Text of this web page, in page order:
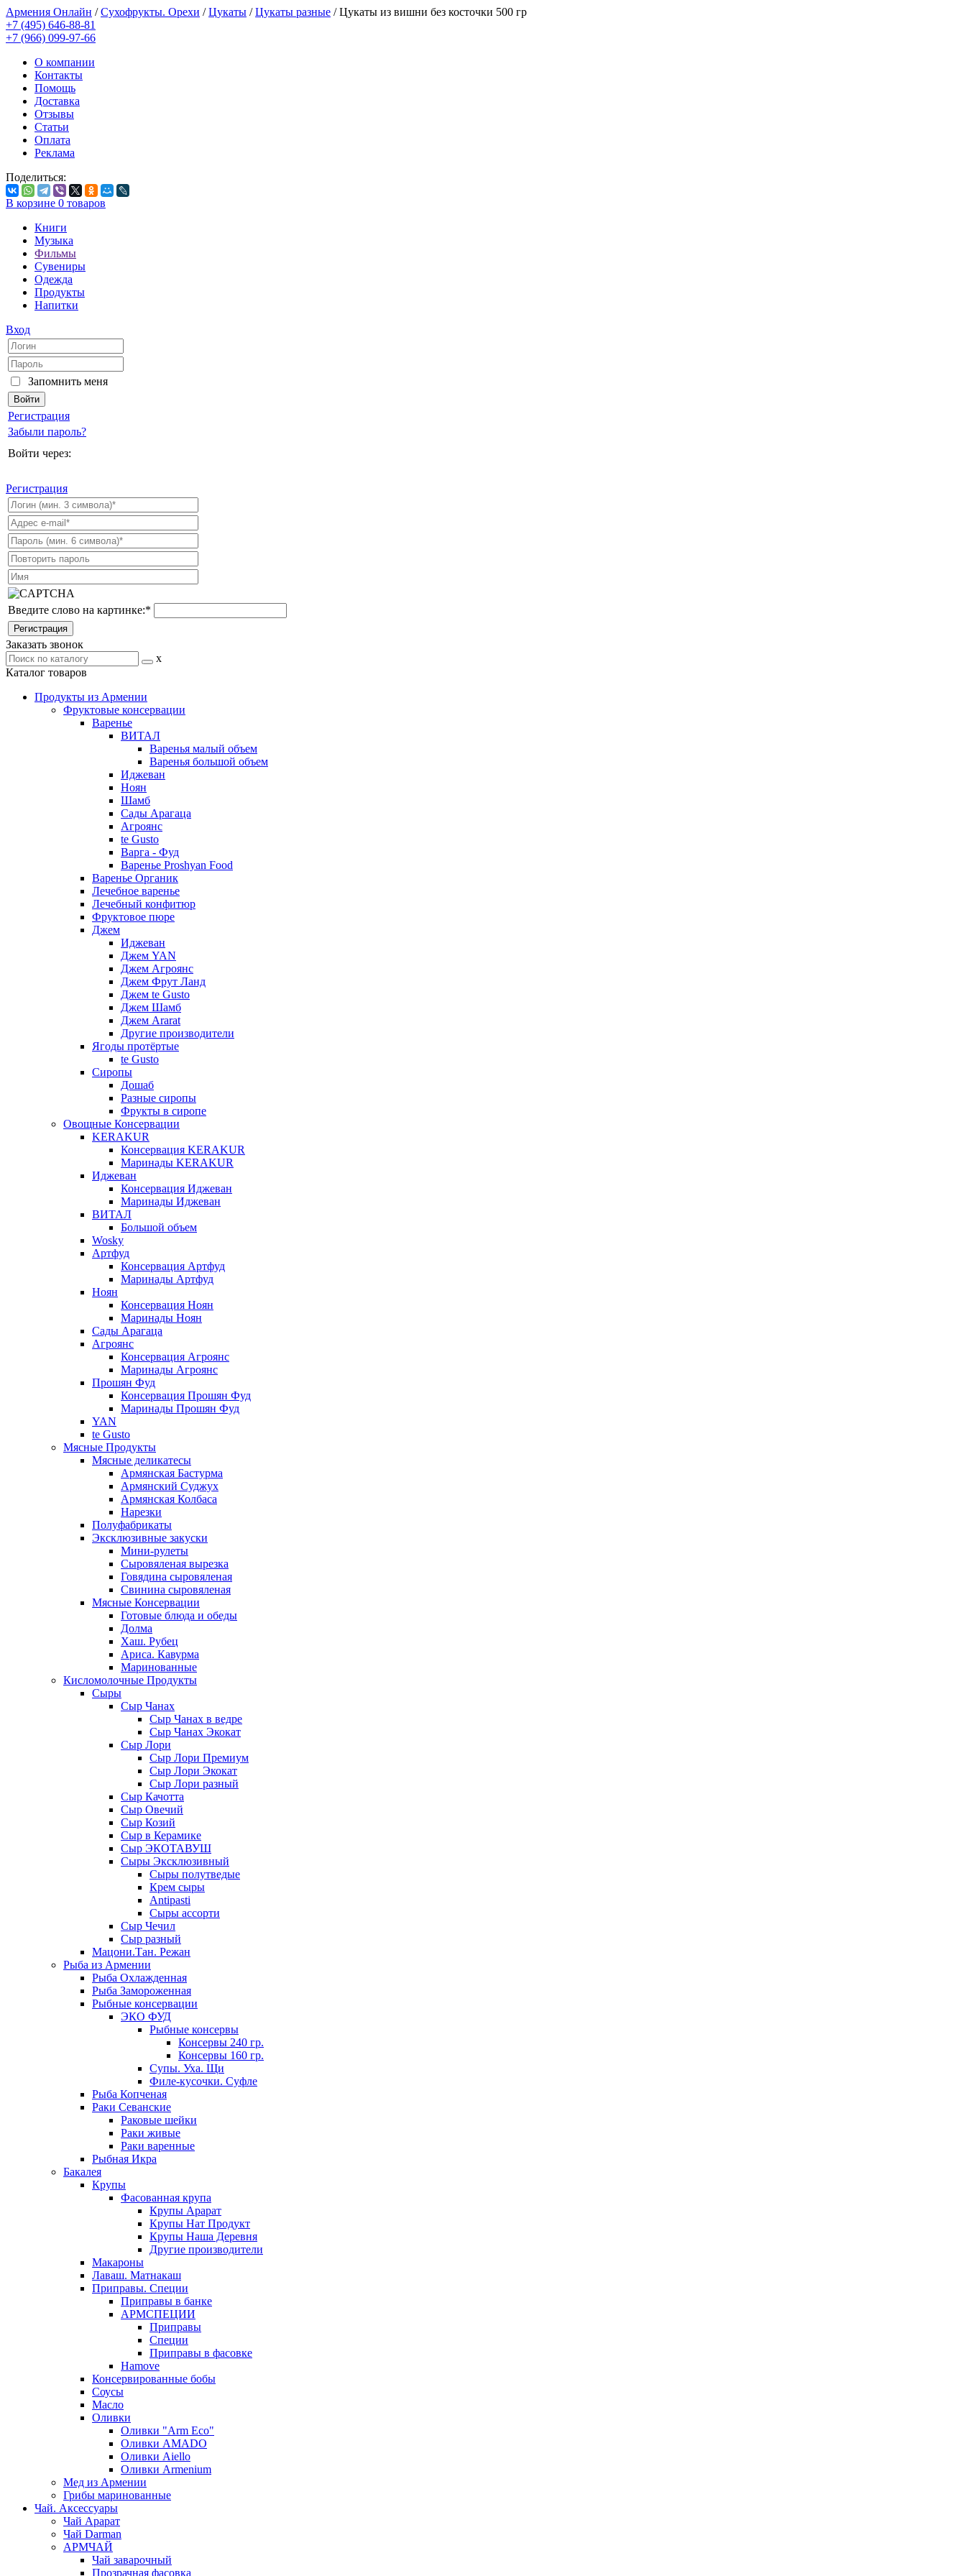
Армения Онлайн /Сухофрукты. Орехи /Цукаты /Цукаты разные /Цукаты из вишни без косточки 500 гр
+7 (495) 646-88-81
+7 (966) 099-97-66
О компании
Контакты
Помощь
Доставка
Отзывы
Статьи
Оплата
Реклама
Поделиться:
В корзине 0 товаров
Книги
Музыка
Фильмы
Сувениры
Одежда
Продукты
Напитки
Вход
Запомнить меня
Регистрация
Забыли пароль?
Войти через:
Регистрация
Введите слово на картинке:*
Заказать звонок
x
Каталог товаров
Продукты из Армении
Фруктовые консервации
Варенье
ВИТАЛ
Варенья малый объем
Варенья большой объем
Иджеван
Ноян
Шамб
Сады Арагаца
Агроянс
te Gusto
Варга - Фуд
Варенье Proshyan Food
Варенье Органик
Лечебное варенье
Лечебный конфитюр
Фруктовое пюре
Джем
Иджеван
Джем YAN
Джем Агроянс
Джем Фрут Ланд
Джем te Gusto
Джем Шамб
Джем Ararat
Другие производители
Ягоды протёртые
te Gusto
Сиропы
Дошаб
Разные сиропы
Фрукты в сиропе
Овощные Консервации
KERAKUR
Консервация KERAKUR
Маринады KERAKUR
Иджеван
Консервация Иджеван
Маринады Иджеван
ВИТАЛ
Большой объем
Wosky
Артфуд
Консервация Артфуд
Маринады Артфуд
Ноян
Консервация Ноян
Маринады Ноян
Сады Арагаца
Агроянс
Консервация Агроянс
Маринады Агроянс
Прошян Фуд
Консервация Прошян Фуд
Маринады Прошян Фуд
YAN
te Gusto
Мясные Продукты
Мясные деликатесы
Армянская Бастурма
Армянский Суджух
Армянская Колбаса
Нарезки
Полуфабрикаты
Эксклюзивные закуски
Мини-рулеты
Сыровяленая вырезка
Говядина сыровяленая
Свинина сыровяленая
Мясные Консервации
Готовые блюда и обеды
Долма
Хаш. Рубец
Ариса. Кавурма
Маринованные
Кисломолочные Продукты
Сыры
Сыр Чанах
Сыр Чанах в ведре
Сыр Чанах Экокат
Сыр Лори
Сыр Лори Премиум
Сыр Лори Экокат
Сыр Лори разный
Сыр Качотта
Сыр Овечий
Сыр Козий
Сыр в Керамике
Сыр ЭКОТАВУШ
Сыры Эксклюзивный
Сыры полутведые
Крем сыры
Antipasti
Сыры ассорти
Сыр Чечил
Сыр разный
Мацони.Тан. Режан
Рыба из Армении
Рыба Охлажденная
Рыба Замороженная
Рыбные консервации
ЭКО ФУД
Рыбные консервы
Консервы 240 гр.
Консервы 160 гр.
Супы. Уха. Щи
Филе-кусочки. Суфле
Рыба Копченая
Раки Севанские
Раковые шейки
Раки живые
Раки варенные
Рыбная Икра
Бакалея
Крупы
Фасованная крупа
Крупы Арарат
Крупы Нат Продукт
Крупы Наша Деревня
Другие производители
Макароны
Лаваш. Матнакаш
Приправы. Специи
Приправы в банке
АРМСПЕЦИИ
Приправы
Специи
Приправы в фасовке
Hamove
Консервированные бобы
Соусы
Масло
Оливки
Оливки "Arm Eco"
Оливки AMADO
Оливки Aiello
Оливки Armenium
Мед из Армении
Грибы маринованные
Чай. Аксессуары
Чай Арарат
Чай Darman
АРМЧАЙ
Чай заварочный
Прозрачная фасовка